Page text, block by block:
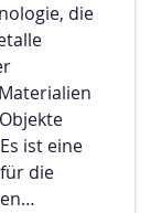
die
ist eine
die